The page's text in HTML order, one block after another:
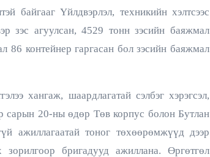
байгааг Үйлдвэрлэл, техникийн хэлтсээс
зэс агуулсан, 4529 тонн зэсийн баяжмал
86 контейнер гаргасан бол зэсийн баяжмал
хангаж, шаардлагатай сэлбэг хэрэгсэл,
сарын 20-ны өдөр Төв корпус болон Бутлан
ажиллагаатай тоног төхөөрөмжүүд дээр
бригадууд ажиллана. Өргөтгөл